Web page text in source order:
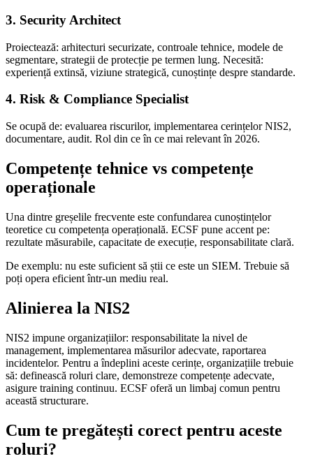
3. Security Architect
Proiectează: arhitecturi securizate, controale tehnice, modele de
segmentare, strategii de protecție pe termen lung. Necesită:
experiență extinsă, viziune strategică, cunoștințe despre standarde.
4. Risk & Compliance Specialist
Se ocupă de: evaluarea riscurilor, implementarea cerințelor NIS2,
documentare, audit. Rol din ce în ce mai relevant în 2026.
Competențe tehnice vs competențe
operaționale
Una dintre greșelile frecvente este confundarea cunoștințelor
teoretice cu competența operațională. ECSF pune accent pe:
rezultate măsurabile, capacitate de execuție, responsabilitate clară.
De exemplu: nu este suficient să știi ce este un SIEM. Trebuie să
poți opera eficient într-un mediu real.
Alinierea la NIS2
NIS2 impune organizațiilor: responsabilitate la nivel de
management, implementarea măsurilor adecvate, raportarea
incidentelor. Pentru a îndeplini aceste cerințe, organizațiile trebuie
să: definească roluri clare, demonstreze competențe adecvate,
asigure training continuu. ECSF oferă un limbaj comun pentru
această structurare.
Cum te pregătești corect pentru aceste
roluri?